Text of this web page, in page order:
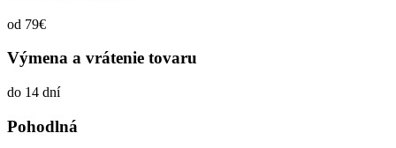
od 79€
Výmena a vrátenie tovaru
do 14 dní
Pohodlná